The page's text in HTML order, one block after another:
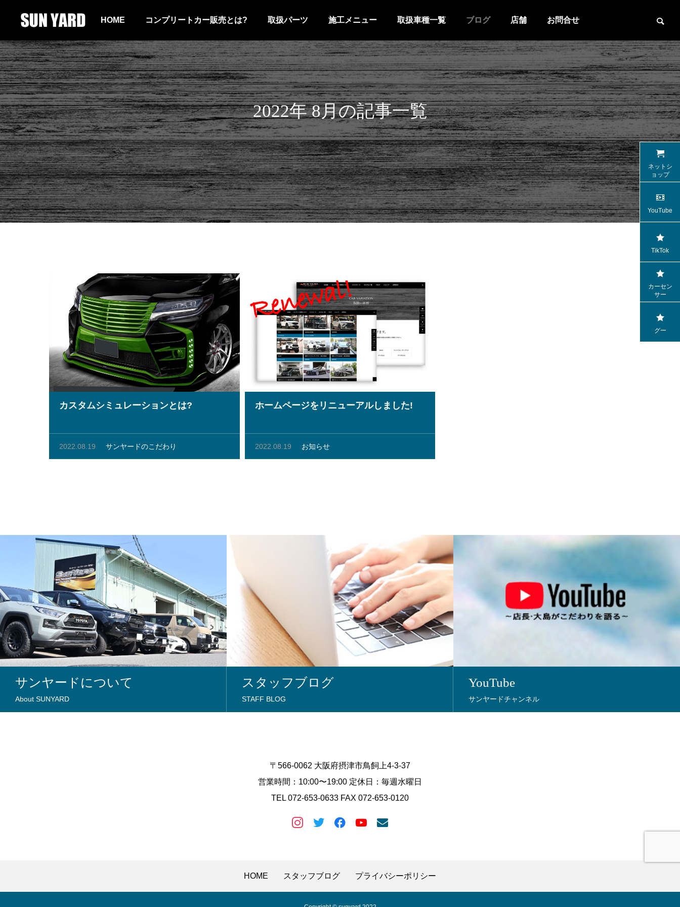
HOME コンプリートカー販売とは? 取扱パーツ 施工メニュー 取扱車種一覧 ブログ 店舗 お問合せ
ALL RAV4 レクサス デリカD:5 アルファード
エクストレイル ランドクルーザープラド ハイラックス ハリアー マツダCX-8
2022年 8月の記事一覧
カスタムシミュレーションとは?
2022.08.19 サンヤードのこだわり
ホームページをリニューアルしました!
2022.08.19 お知らせ
サンヤードについて
About SUNYARD
スタッフブログ
STAFF BLOG
YouTube
サンヤードチャンネル
〒566-0062 大阪府摂津市鳥飼上4-3-37
営業時間：10:00〜19:00 定休日：毎週水曜日
TEL 072-653-0633 FAX 072-653-0120
HOME スタッフブログ プライバシーポリシー
ネットシ
ョップ
YouTube
TikTok
カーセン
サー
グー